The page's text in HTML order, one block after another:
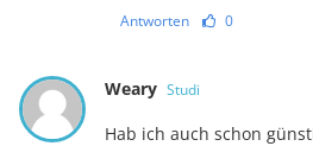
Antworten 0
Weary Studi
Hab ich auch schon